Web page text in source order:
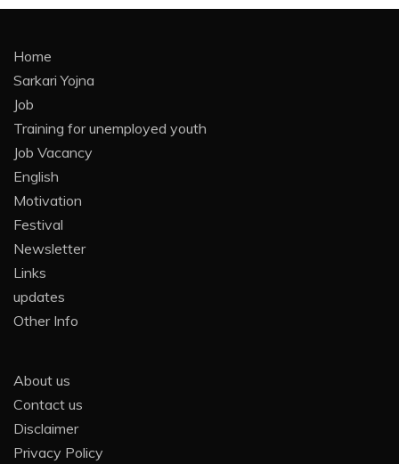
Home
Sarkari Yojna
Job
Training for unemployed youth
Job Vacancy
English
Motivation
Festival
Newsletter
Links
updates
Other Info
About us
Contact us
Disclaimer
Privacy Policy